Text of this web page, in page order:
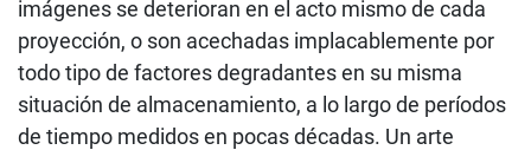
imágenes se deterioran en el acto mismo de cada
proyección, o son acechadas implacablemente por
todo tipo de factores degradantes en su misma
situación de almacenamiento, a lo largo de períodos
de tiempo medidos en pocas décadas. Un arte